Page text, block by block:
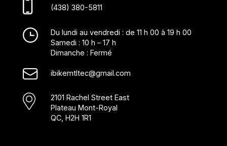
(438) 380-5811
Du lundi au vendredi : de 11 h 00 à 19 h 00
Samedi : 10 h – 17 h
Dimanche : Fermé
ibikemtltec@gmail.com
2101 Rachel Street East
Plateau Mont-Royal
QC, H2H 1R1